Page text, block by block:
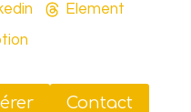
Element
Contact